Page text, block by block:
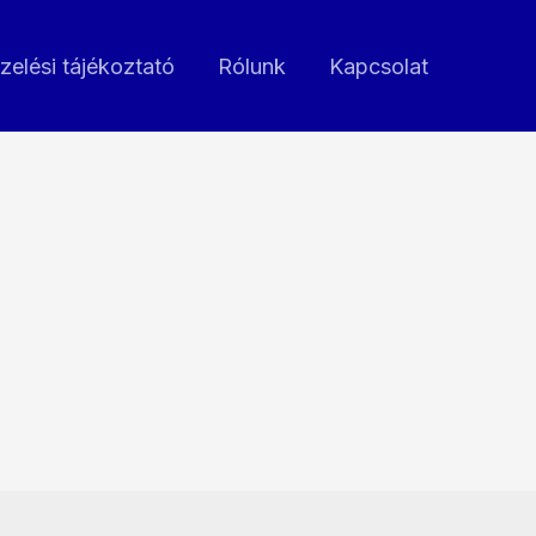
tájékoztató Rólunk Kapcsolat